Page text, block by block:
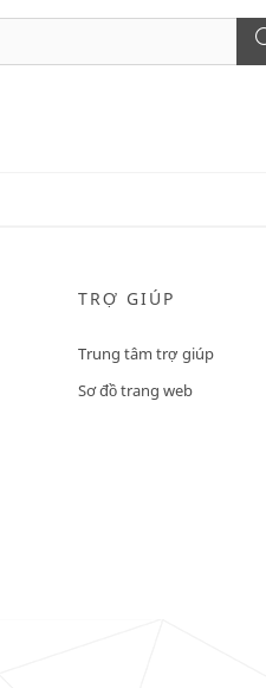
TRỢ GIÚP
Trung tâm trợ giúp
Sơ đồ trang web